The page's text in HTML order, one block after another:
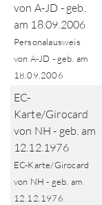
von A-JD - geb.
am 18.09.2006
Personalausweis
von A-JD - geb. am
18.09.2006
EC-
Karte/Girocard
von NH - geb. am
12.12.1976
EC-Karte/Girocard
von NH - geb. am
12.12.1976